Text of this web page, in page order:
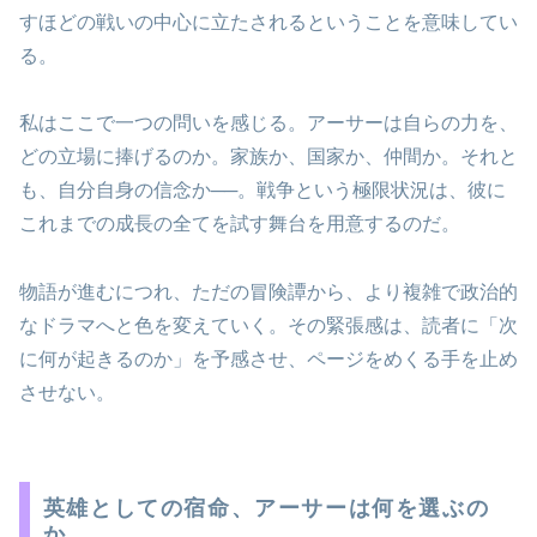
すほどの戦いの中心に立たされるということを意味してい
る。
私はここで一つの問いを感じる。アーサーは自らの力を、
どの立場に捧げるのか。家族か、国家か、仲間か。それと
も、自分自身の信念か──。戦争という極限状況は、彼に
これまでの成長の全てを試す舞台を用意するのだ。
物語が進むにつれ、ただの冒険譚から、より複雑で政治的
なドラマへと色を変えていく。その緊張感は、読者に「次
に何が起きるのか」を予感させ、ページをめくる手を止め
させない。
英雄としての宿命、アーサーは何を選ぶの